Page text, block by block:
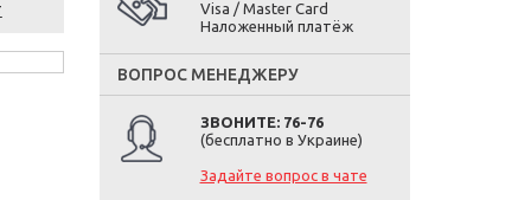
Visa / Master Card
Наложенный платёж
ВОПРОС МЕНЕДЖЕРУ
ЗВОНИТЕ: 76-76
(бесплатно в Украине)
Задайте вопрос в чате